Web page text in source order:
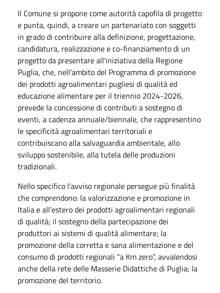
Il Comune si propone come autorità capofila di progetto
e punta, quindi, a creare un partenariato con soggetti
in grado di contribuire alla definizione, progettazione,
candidatura, realizzazione e co-finanziamento di un
progetto da presentare all'iniziativa della Regione
Puglia, che, nell’ambito del Programma di promozione
dei prodotti agroalimentari pugliesi di qualità ed
educazione alimentare per il triennio 2024-2026,
prevede la concessione di contributi a sostegno di
eventi, a cadenza annuale/biennale, che rappresentino
le specificità agroalimentari territoriali e
contribuiscano alla salvaguardia ambientale, allo
sviluppo sostenibile, alla tutela delle produzioni
tradizionali.
Nello specifico l’avviso regionale persegue più finalità
che comprendono: la valorizzazione e promozione in
Italia e all’estero dei prodotti agroalimentari regionali
di qualità; il sostegno della partecipazione dei
produttori ai sistemi di qualità alimentare; la
promozione della corretta e sana alimentazione e del
consumo di prodotti regionali “a Km zero”, avvalendosi
anche della rete delle Masserie Didattiche di Puglia; la
promozione del territorio.